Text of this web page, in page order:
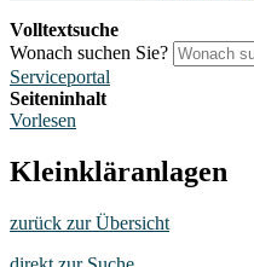
Volltextsuche
Wonach suchen Sie?
Serviceportal
Seiteninhalt
Vorlesen
Kleinkläranlagen
zurück zur Übersicht